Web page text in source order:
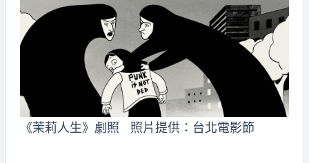
《茉莉人生》劇照 照片提供：台北電影節